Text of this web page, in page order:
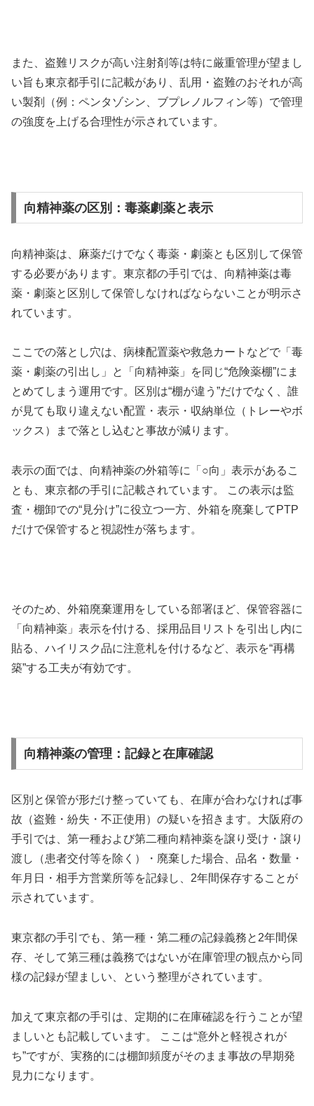
また、盗難リスクが高い注射剤等は特に厳重管理が望まし
い旨も東京都手引に記載があり、乱用・盗難のおそれが高
い製剤（例：ペンタゾシン、ブプレノルフィン等）で管理
の強度を上げる合理性が示されています。
向精神薬の区別：毒薬劇薬と表示
向精神薬は、麻薬だけでなく毒薬・劇薬とも区別して保管
する必要があります。東京都の手引では、向精神薬は毒
薬・劇薬と区別して保管しなければならないことが明示さ
れています。
ここでの落とし穴は、病棟配置薬や救急カートなどで「毒
薬・劇薬の引出し」と「向精神薬」を同じ“危険薬棚”にま
とめてしまう運用です。区別は“棚が違う”だけでなく、誰
が見ても取り違えない配置・表示・収納単位（トレーやボ
ックス）まで落とし込むと事故が減ります。
表示の面では、向精神薬の外箱等に「○向」表示があるこ
とも、東京都の手引に記載されています。 この表示は監
査・棚卸での“見分け”に役立つ一方、外箱を廃棄してPTP
だけで保管すると視認性が落ちます。
そのため、外箱廃棄運用をしている部署ほど、保管容器に
「向精神薬」表示を付ける、採用品目リストを引出し内に
貼る、ハイリスク品に注意札を付けるなど、表示を“再構
築”する工夫が有効です。
向精神薬の管理：記録と在庫確認
区別と保管が形だけ整っていても、在庫が合わなければ事
故（盗難・紛失・不正使用）の疑いを招きます。大阪府の
手引では、第一種および第二種向精神薬を譲り受け・譲り
渡し（患者交付等を除く）・廃棄した場合、品名・数量・
年月日・相手方営業所等を記録し、2年間保存することが
示されています。
東京都の手引でも、第一種・第二種の記録義務と2年間保
存、そして第三種は義務ではないが在庫管理の観点から同
様の記録が望ましい、という整理がされています。
加えて東京都の手引は、定期的に在庫確認を行うことが望
ましいとも記載しています。 ここは“意外と軽視されが
ち”ですが、実務的には棚卸頻度がそのまま事故の早期発
見力になります。